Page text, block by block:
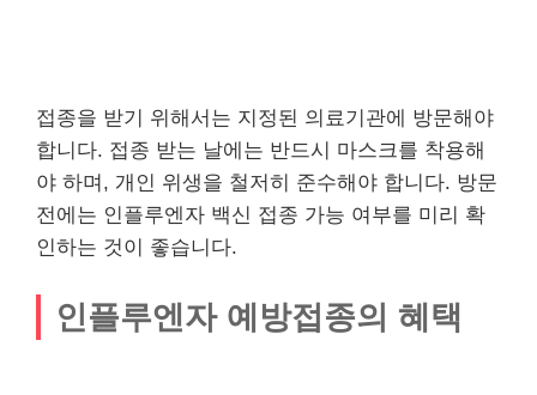
접종을 받기 위해서는 지정된 의료기관에 방문해야
합니다. 접종 받는 날에는 반드시 마스크를 착용해
야 하며, 개인 위생을 철저히 준수해야 합니다. 방문
전에는 인플루엔자 백신 접종 가능 여부를 미리 확
인하는 것이 좋습니다.
인플루엔자 예방접종의 혜택